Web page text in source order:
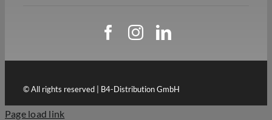
© All rights reserved | B4-Distribution GmbH
Page load link